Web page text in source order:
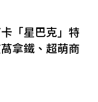
「星巴克」特
拿鐵、超萌商